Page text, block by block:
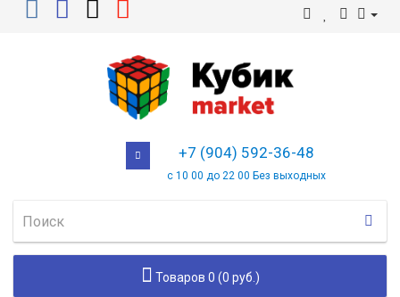
+7 (904) 592-36-48
с 10 00 до 22 00 Без выходных
Товаров 0 (0 руб.)